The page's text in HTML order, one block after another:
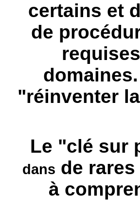
certains et
de
"réinventer
Le "clé sur
dans de
à